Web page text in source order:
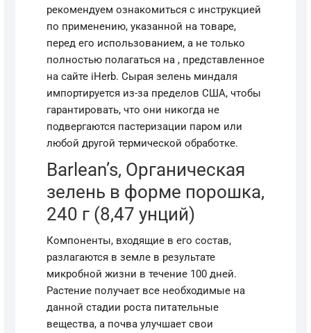
рекомендуем ознакомиться с инструкцией
по применению, указанной на товаре,
перед его использованием, а не только
полностью полагаться на , представленное
на сайте iHerb. Сырая зелень миндаля
импортируется из-за пределов США, чтобы
гарантировать, что они никогда не
подвергаются пастеризации паром или
любой другой термической обработке.
Barlean’s, Органическая
зелень в форме порошка,
240 г (8,47 унций)
Компоненты, входящие в его состав,
разлагаются в земле в результате
микробной жизни в течение 100 дней.
Растение получает все необходимые на
данной стадии роста питательные
вещества, а почва улучшает свои